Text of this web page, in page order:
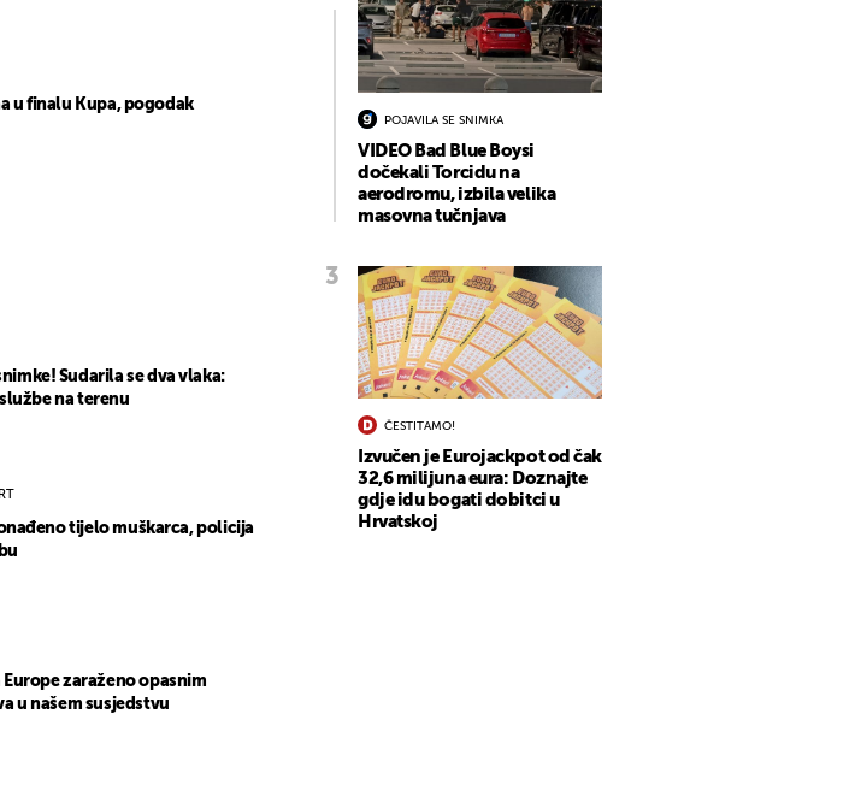
u finalu Kupa, pogodak
Sudarila se dva vlaka:
na terenu
tijelo muškarca, policija
zaraženo opasnim
u našem susjedstvu
POJAVILA SE SNIMKA
VIDEO Bad Blue Boysi
dočekali Torcidu na
aerodromu, izbila velika
masovna tučnjava
ČESTITAMO!
Izvučen je Eurojackpot od čak
32,6 milijuna eura: Doznajte
gdje idu bogati dobitci u
Hrvatskoj